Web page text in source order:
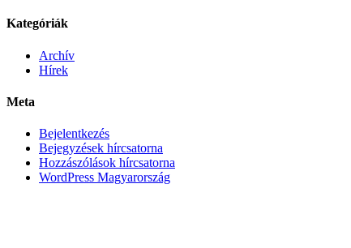
Kategóriák
Archív
Hírek
Meta
Bejelentkezés
Bejegyzések hírcsatorna
Hozzászólások hírcsatorna
WordPress Magyarország